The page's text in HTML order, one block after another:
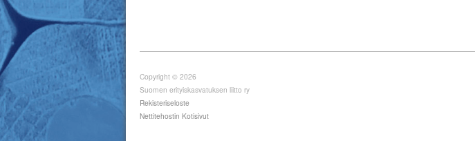
Copyright © 2026
Suomen erityiskasvatuksen liitto ry
Rekisteriseloste
Nettitehostin Kotisivut